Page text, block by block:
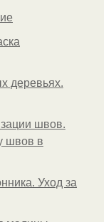
деревьях.
швов.
швов в
Уход за